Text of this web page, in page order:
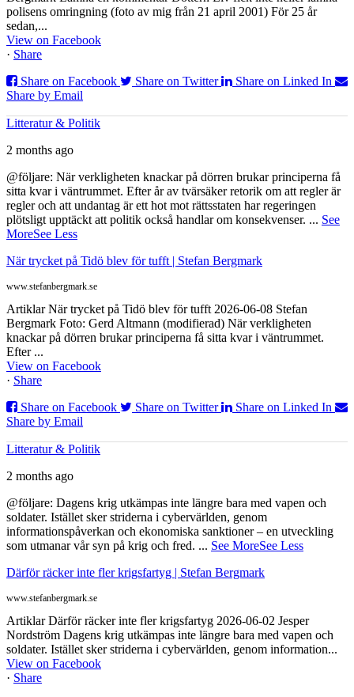
polisens omringning (foto av mig från 21 april 2001) För 25 år
sedan,...
View on Facebook
· Share
Share on Facebook
Share on Twitter
Share on Linked In
Share by Email
Litteratur & Politik
2 months ago
@följare: När verkligheten knackar på dörren brukar principerna få
sitta kvar i väntrummet. Efter år av tvärsäker retorik om att regler är
regler och att undantag är ett hot mot rättsstaten har regeringen
plötsligt upptäckt att politik också handlar om konsekvenser. ... See
MoreSee Less
När trycket på Tidö blev för tufft | Stefan Bergmark
www.stefanbergmark.se
Artiklar När trycket på Tidö blev för tufft 2026-06-08 Stefan
Bergmark Foto: Gerd Altmann (modifierad) När verkligheten
knackar på dörren brukar principerna få sitta kvar i väntrummet.
Efter ...
View on Facebook
· Share
Share on Facebook
Share on Twitter
Share on Linked In
Share by Email
Litteratur & Politik
2 months ago
@följare: Dagens krig utkämpas inte längre bara med vapen och
soldater. Istället sker striderna i cybervärlden, genom
informationspåverkan och ekonomiska sanktioner – en utveckling
som utmanar vår syn på krig och fred. ... See MoreSee Less
Därför räcker inte fler krigsfartyg | Stefan Bergmark
www.stefanbergmark.se
Artiklar Därför räcker inte fler krigsfartyg 2026-06-02 Jesper
Nordström Dagens krig utkämpas inte längre bara med vapen och
soldater. Istället sker striderna i cybervärlden, genom information...
View on Facebook
· Share